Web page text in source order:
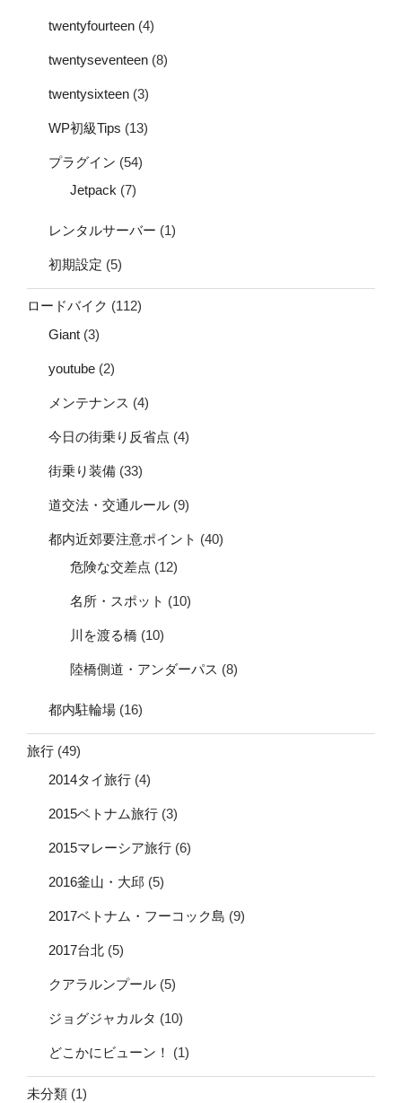
twentyfourteen (4)
twentyseventeen (8)
twentysixteen (3)
WP初級Tips (13)
プラグイン (54)
Jetpack (7)
レンタルサーバー (1)
初期設定 (5)
ロードバイク (112)
Giant (3)
youtube (2)
メンテナンス (4)
今日の街乗り反省点 (4)
街乗り装備 (33)
道交法・交通ルール (9)
都内近郊要注意ポイント (40)
危険な交差点 (12)
名所・スポット (10)
川を渡る橋 (10)
陸橋側道・アンダーパス (8)
都内駐輪場 (16)
旅行 (49)
2014タイ旅行 (4)
2015ベトナム旅行 (3)
2015マレーシア旅行 (6)
2016釜山・大邱 (5)
2017ベトナム・フーコック島 (9)
2017台北 (5)
クアラルンプール (5)
ジョグジャカルタ (10)
どこかにビューン！ (1)
未分類 (1)